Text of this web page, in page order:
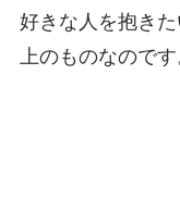
好きな人を抱き
上のものなのです